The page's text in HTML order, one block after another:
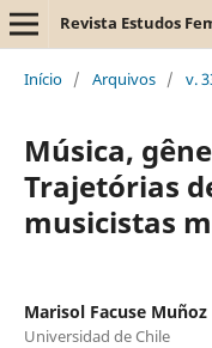
Revista Estudos
Início / Arquivos / v.
Música,
Trajetórias
musicistas
Marisol Facuse Muñoz
Universidad de Chile